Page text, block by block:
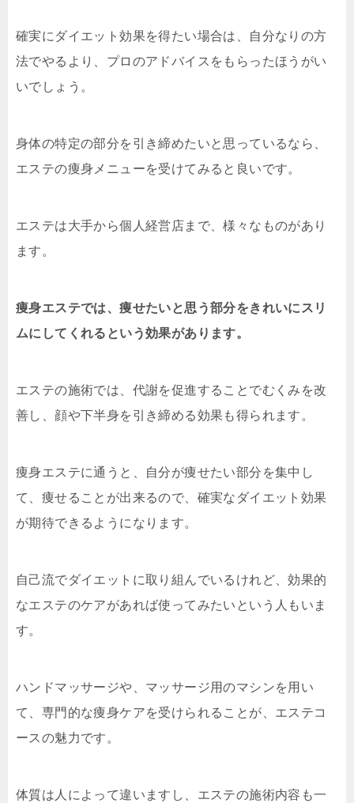
確実にダイエット効果を得たい場合は、自分なりの方
法でやるより、プロのアドバイスをもらったほうがい
いでしょう。
身体の特定の部分を引き締めたいと思っているなら、
エステの痩身メニューを受けてみると良いです。
エステは大手から個人経営店まで、様々なものがあり
ます。
痩身エステでは、痩せたいと思う部分をきれいにスリ
ムにしてくれるという効果があります。
エステの施術では、代謝を促進することでむくみを改
善し、顔や下半身を引き締める効果も得られます。
痩身エステに通うと、自分が痩せたい部分を集中し
て、痩せることが出来るので、確実なダイエット効果
が期待できるようになります。
自己流でダイエットに取り組んでいるけれど、効果的
なエステのケアがあれば使ってみたいという人もいま
す。
ハンドマッサージや、マッサージ用のマシンを用い
て、専門的な痩身ケアを受けられることが、エステコ
ースの魅力です。
体質は人によって違いますし、エステの施術内容も一